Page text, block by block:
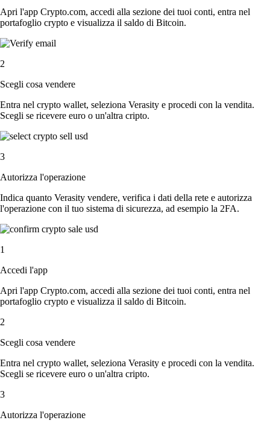
Apri l'app Crypto.com, accedi alla sezione dei tuoi conti, entra nel
portafoglio crypto e visualizza il saldo di Bitcoin.
2
Scegli cosa vendere
Entra nel crypto wallet, seleziona Verasity e procedi con la vendita.
Scegli se ricevere euro o un'altra cripto.
3
Autorizza l'operazione
Indica quanto Verasity vendere, verifica i dati della rete e autorizza
l'operazione con il tuo sistema di sicurezza, ad esempio la 2FA.
1
Accedi l'app
Apri l'app Crypto.com, accedi alla sezione dei tuoi conti, entra nel
portafoglio crypto e visualizza il saldo di Bitcoin.
2
Scegli cosa vendere
Entra nel crypto wallet, seleziona Verasity e procedi con la vendita.
Scegli se ricevere euro o un'altra cripto.
3
Autorizza l'operazione